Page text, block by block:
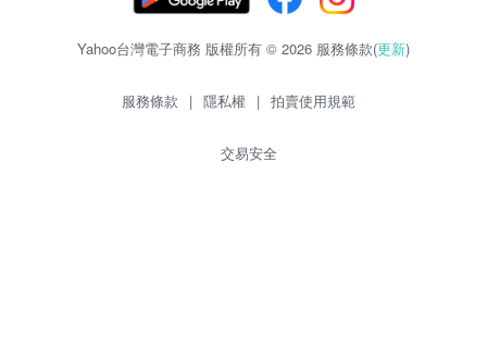
Yahoo台灣電子商務 版權所有 © 2026 服務條款(更新)
服務條款 | 隱私權 | 拍賣使用規範
交易安全